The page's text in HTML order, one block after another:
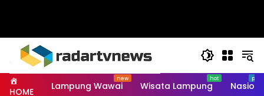
HOME Lampung Wawai Wisata Lampung